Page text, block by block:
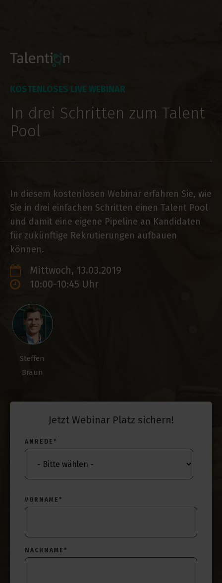
KOSTENLOSES LIVE WEBINAR
In drei Schritten zum Talent
Pool
In diesem kostenlosen Webinar erfahren Sie, wie
Sie in drei einfachen Schritten einen Talent Pool
und damit eine eigene Pipeline an Kandidaten
für zukünftige Rekrutierungen aufbauen
können.
Mittwoch, 13.03.2019
10:00-10:45 Uhr
Steffen
Braun
Jetzt Webinar Platz sichern!
ANREDE *
VORNAME *
NACHNAME *